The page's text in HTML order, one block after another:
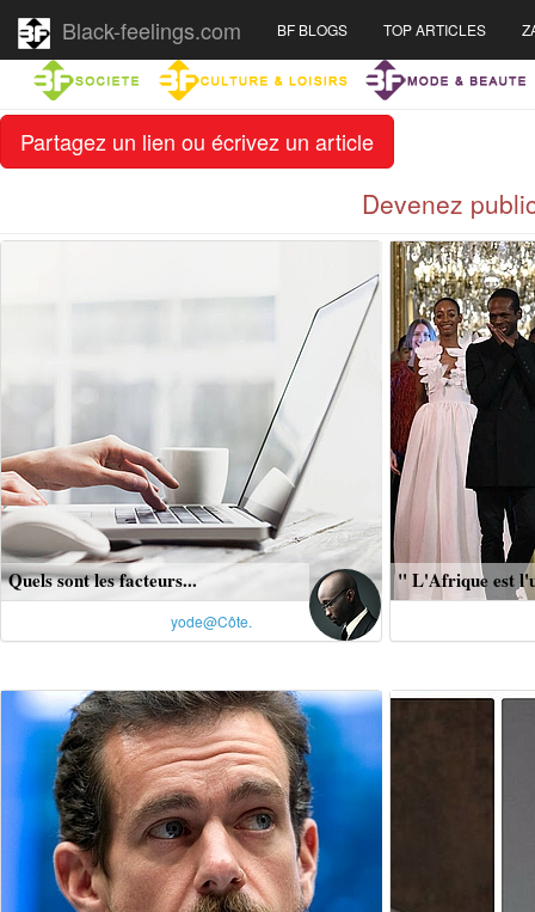
Partagez un lien ou écrivez un article
Black-feelings.com BF BLOGS TOP ARTICLES
Devenez
Quels sont les facteurs...
yode@Côte.
" L'Afrique est